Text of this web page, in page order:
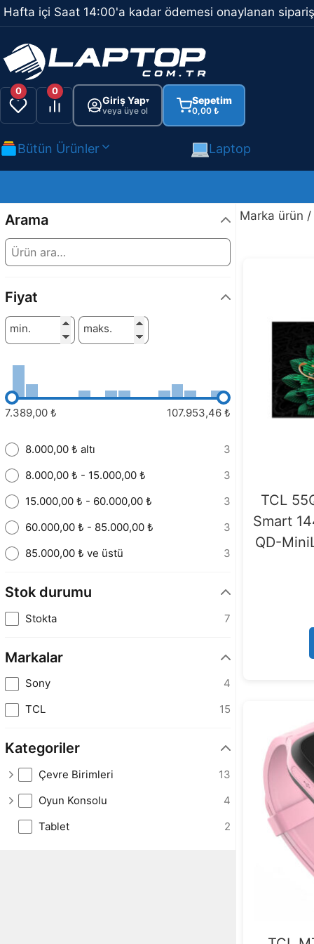
İçeriğe
atla
Hafta içi Saat 14:00'a kadar ödemesi onaylanan
0 0
Giriş Yap▾
veya üye ol
Sepetim
0,00 ₺
Bütün Ürünler Laptop
Marka ürün /
TCL
Smart
QD-
Arama
Fiyat
min. maks.
7.389,00 ₺ 107.953,46 ₺
8.000,00 ₺ altı
3
8.000,00 ₺ - 15.000,00 ₺
3
15.000,00 ₺ - 60.000,00 ₺
3
60.000,00 ₺ - 85.000,00 ₺
3
85.000,00 ₺ ve üstü
3
Stok durumu
Stokta 7
Markalar
Sony
4
TCL
15
Kategoriler
Çevre Birimleri
13
Oyun Konsolu
4
Tablet
2